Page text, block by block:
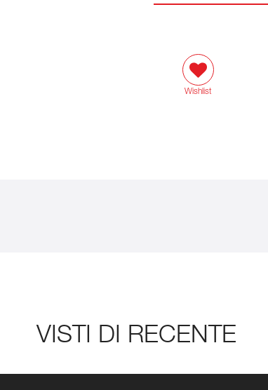
Wishlist
VISTI DI RECENTE